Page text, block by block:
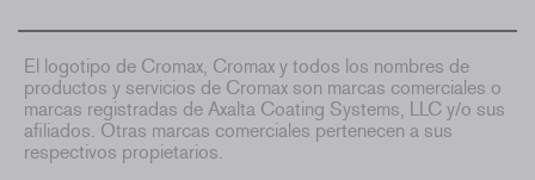
El logotipo de Cromax, Cromax y todos los nombres de
productos y servicios de Cromax son marcas comerciales o
marcas registradas de Axalta Coating Systems, LLC y/o sus
afiliados. Otras marcas comerciales pertenecen a sus
respectivos propietarios.